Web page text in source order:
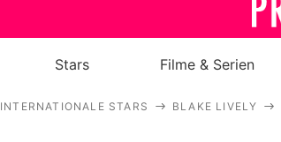
Stars Filme & Serien
INTERNATIONALE STARS BLAKE LIVELY